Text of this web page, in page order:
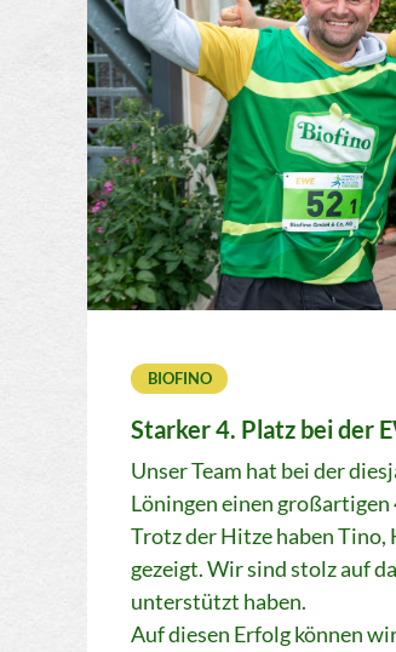
BIOFINO
Starker 4. Platz bei der
Unser Team hat bei der
Löningen einen
Trotz der Hitze haben Tino,
gezeigt. Wir sind stolz auf
unterstützt haben.
Auf diesen Erfolg können